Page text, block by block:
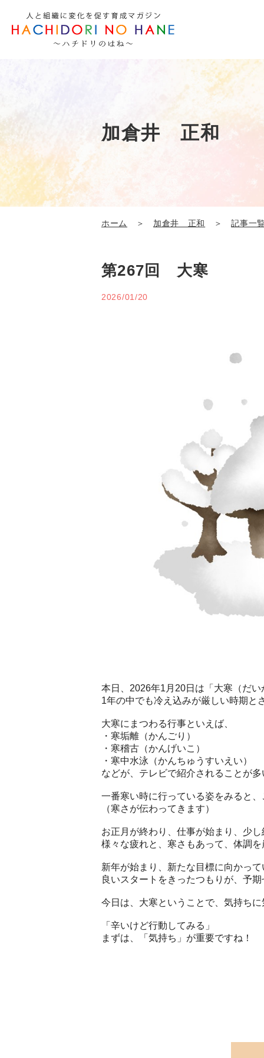
加倉井 正和
ホーム ＞ 加倉井 正和 ＞記事一
第267回 大寒
2026/01/20
本日、2026年1月20日は「大寒（だい
1年の中でも冷え込みが厳しい時期と
大寒にまつわる行事といえば、
・寒垢離（かんごり）
・寒稽古（かんげいこ）
・寒中水泳（かんちゅうすいえい）
などが、テレビで紹介されることが
一番寒い時に行っている姿をみると
（寒さが伝わってきます）
お正月が終わり、仕事が始まり、少
様々な疲れと、寒さもあって、体調
新年が始まり、新たな目標に向かっ
良いスタートをきったつもりが、予
今日は、大寒ということで、気持ち
「辛いけど行動してみる」
まずは、「気持ち」が重要ですね！